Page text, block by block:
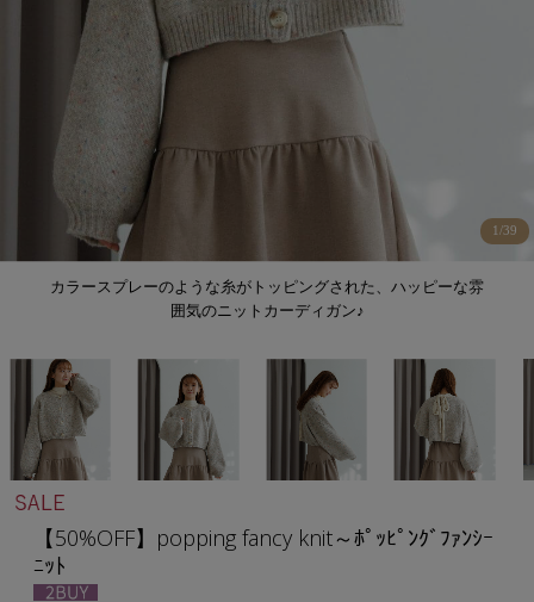
カラースプレーのような糸がトッピングされた、ハッピーな雰
囲気のニットカーディガン♪
1 /39
【50%OFF】popping fancy knit～ﾎﾟｯﾋﾟﾝｸﾞﾌｧﾝｼｰ
ﾆｯﾄ